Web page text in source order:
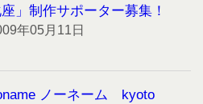
」制作サポーター募集！
年05月11日
ノーネーム kyoto